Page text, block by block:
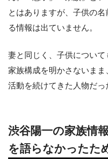
とはありますが、子供の
る情報は出ていません。
妻と同じく、子供について
家族構成を明かさないま
活動を続けてきた人物だっ
渋谷陽一の家族情
を語らなかったた